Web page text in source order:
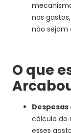
nos
não sejam
O que
cálculo do
esses